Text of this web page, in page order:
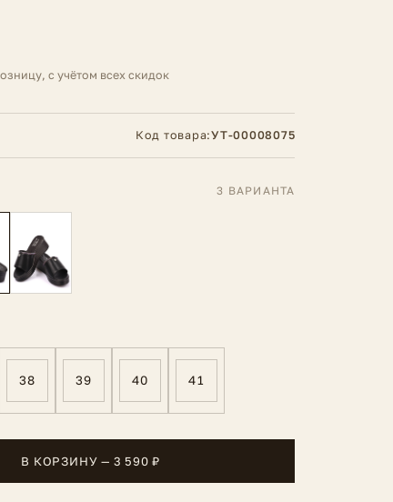
с учётом всех скидок
Код товара:УТ-00008075
3 ВАРИАНТА
38 39 40 41
В КОРЗИНУ — 3 590 ₽